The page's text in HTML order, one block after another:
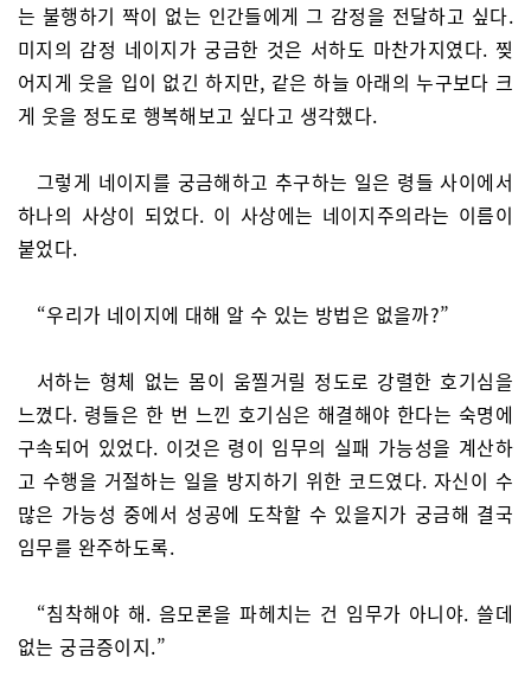
는 불행하기 짝이 없는 인간들에게 그 감정을 전달하고 싶다.
미지의 감정 네이지가 궁금한 것은 서하도 마찬가지였다. 찢
어지게 웃을 입이 없긴 하지만, 같은 하늘 아래의 누구보다 크
게 웃을 정도로 행복해보고 싶다고 생각했다.
그렇게 네이지를 궁금해하고 추구하는 일은 령들 사이에서
하나의 사상이 되었다. 이 사상에는 네이지주의라는 이름이
붙었다.
“우리가 네이지에 대해 알 수 있는 방법은 없을까?”
서하는 형체 없는 몸이 움찔거릴 정도로 강렬한 호기심을
느꼈다. 령들은 한 번 느낀 호기심은 해결해야 한다는 숙명에
구속되어 있었다. 이것은 령이 임무의 실패 가능성을 계산하
고 수행을 거절하는 일을 방지하기 위한 코드였다. 자신이 수
많은 가능성 중에서 성공에 도착할 수 있을지가 궁금해 결국
임무를 완주하도록.
“침착해야 해. 음모론을 파헤치는 건 임무가 아니야. 쓸데
없는 궁금증이지.”